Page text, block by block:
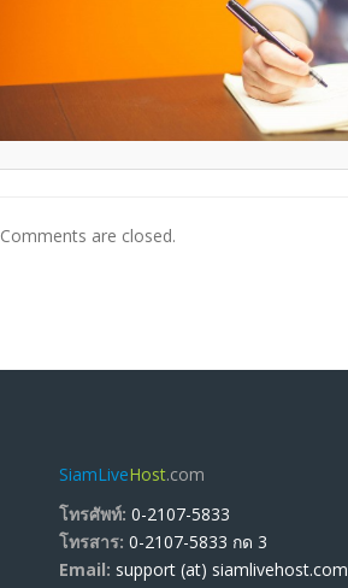
Comments are closed.
SiamLiveHost.com
โทรศัพท์: 0-2107-5833
โทรสาร: 0-2107-5833 กด 3
Email: support (at) siamlivehost.com